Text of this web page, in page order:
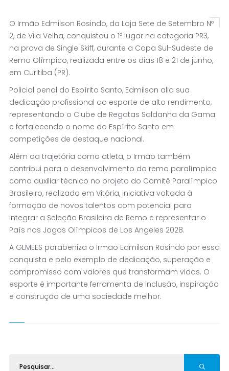
O Irmão Edmilson Rosindo, da Loja Sete de Setembro Nº
2, de Vila Velha, conquistou o 1º lugar na categoria PR3,
na prova de Single Skiff, durante a Copa Sul-Sudeste de
Remo Olímpico, realizada entre os dias 18 e 21 de junho,
em Curitiba (PR).
Policial penal do Espírito Santo, Edmilson alia sua
dedicação profissional ao esporte de alto rendimento,
representando o Clube de Regatas Saldanha da Gama
e fortalecendo o nome do Espírito Santo em
competições de destaque nacional.
Além da trajetória como atleta, o Irmão também
contribui para o desenvolvimento do remo paralímpico
como auxiliar técnico no projeto do Comitê Paralímpico
Brasileiro, realizado em Vitória, iniciativa voltada à
formação de novos talentos com potencial para
integrar a Seleção Brasileira de Remo e representar o
País nos Jogos Olímpicos de Los Angeles 2028.
A GLMEES parabeniza o Irmão Edmilson Rosindo por essa
conquista e pelo exemplo de dedicação, superação e
compromisso com valores que transformam vidas. O
esporte é importante ferramenta de inclusão, inspiração
e construção de uma sociedade melhor.